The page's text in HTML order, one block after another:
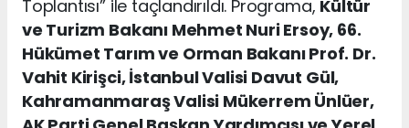
Toplantısı” ile taçlandırıldı. Programa, Kültür
ve Turizm Bakanı Mehmet Nuri Ersoy, 66.
Hükümet Tarım ve Orman Bakanı Prof. Dr.
Vahit Kirişci, İstanbul Valisi Davut Gül,
Kahramanmaraş Valisi Mükerrem Ünlüer,